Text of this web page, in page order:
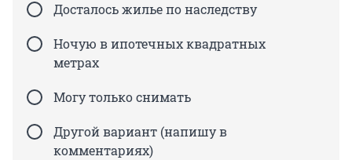
Досталось жилье по наследству
Ночую в ипотечных квадратных
метрах
Могу только снимать
Другой вариант (напишу в
комментариях)